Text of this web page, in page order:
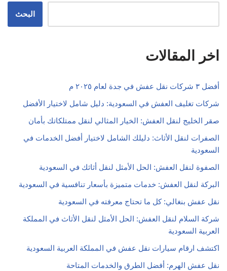
البحث
اخر المقالات
أفضل ٣ شركات نقل عفش في جدة لعام ٢٠٢٥ م
شركات تغليف العفش في السعودية: دليل شامل لاختيار الأفضل
صقر الخليج لنقل العفش: الخيار المثالي لنقل ممتلكاتك بأمان
الصفرات لنقل الأثاث: دليلك الشامل لاختيار أفضل الخدمات في
السعودية
الصفوة لنقل العفش: الحل الأمثل لنقل أثاثك في السعودية
البركة لنقل العفش: خدمات متميزة بأسعار تنافسية في السعودية
نقل عفش بنغالي: كل ما تحتاج معرفته في السعودية
شركة السلام لنقل العفش: الحل الأمثل لنقل الأثاث في المملكة
العربية السعودية
اكتشف ارقام سيارات نقل عفش في المملكة العربية السعودية
نقل عفش الهرم: أفضل الطرق والخدمات المتاحة